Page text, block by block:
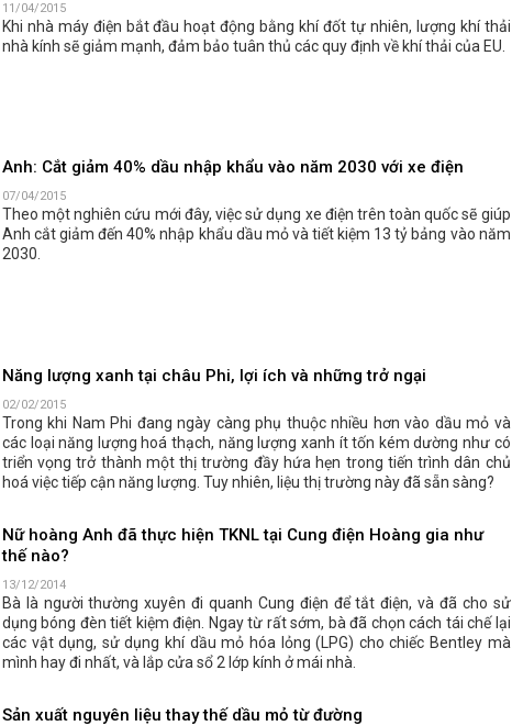
11/04/2015
Khi nhà máy điện bắt đầu hoạt động bằng khí đốt tự nhiên, lượng khí thải
nhà kính sẽ giảm mạnh, đảm bảo tuân thủ các quy định về khí thải của EU.
Anh: Cắt giảm 40% dầu nhập khẩu vào năm 2030 với xe điện
07/04/2015
Theo một nghiên cứu mới đây, việc sử dụng xe điện trên toàn quốc sẽ giúp
Anh cắt giảm đến 40% nhập khẩu dầu mỏ và tiết kiệm 13 tỷ bảng vào năm
2030.
Năng lượng xanh tại châu Phi, lợi ích và những trở ngại
02/02/2015
Trong khi Nam Phi đang ngày càng phụ thuộc nhiều hơn vào dầu mỏ và
các loại năng lượng hoá thạch, năng lượng xanh ít tốn kém dường như có
triển vọng trở thành một thị trường đầy hứa hẹn trong tiến trình dân chủ
hoá việc tiếp cận năng lượng. Tuy nhiên, liệu thị trường này đã sẵn sàng?
Nữ hoàng Anh đã thực hiện TKNL tại Cung điện Hoàng gia như
thế nào?
13/12/2014
Bà là người thường xuyên đi quanh Cung điện để tắt điện, và đã cho sử
dụng bóng đèn tiết kiệm điện. Ngay từ rất sớm, bà đã chọn cách tái chế lại
các vật dụng, sử dụng khí dầu mỏ hóa lỏng (LPG) cho chiếc Bentley mà
mình hay đi nhất, và lắp cửa sổ 2 lớp kính ở mái nhà.
Sản xuất nguyên liệu thay thế dầu mỏ từ đường